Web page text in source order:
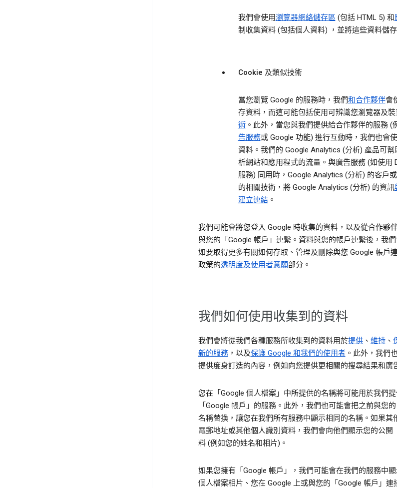
我們會使用瀏覽器網絡儲存區 (包括 HTML 5) 和
制收集資料 (包括個人資料) ，並將這些資料儲
Cookie 及類似技術
當您瀏覽 Google 的服務時，我們和合作夥伴會
存資料，而這可能包括使用可辨識您瀏覽器及裝
術。此外，當您與我們提供給合作夥伴的服務 (
告服務或 Google 功能) 進行互動時，我們也會
資料。我們的 Google Analytics (分析) 產品可
析網站和應用程式的流量。與廣告服務 (如使用
服務) 同用時，Google Analytics (分析) 的客戶
的相關技術，將 Google Analytics (分析) 的資訊
建立連結。
我們可能會將您登入 Google 時收集的資料，以及從合作夥
與您的「Google 帳戶」連繫。資料與您的帳戶連繫後，我
如要取得更多有關如何存取、管理及刪除與您 Google 帳戶
政策的透明度及使用者意願部分。
我們如何使用收集到的資料
我們會將從我們各種服務所收集到的資料用於提供、 維持、
新的服務，以及保護 Google 和我們的使用者。此外，我們
提供度身訂造的內容，例如向您提供更相關的搜尋結果和廣
您在「Google 個人檔案」中所提供的名稱將可能用於我們
「Google 帳戶」的服務。此外，我們也可能會把之前與您
名稱替換，讓您在我們所有服務中顯示相同的名稱。如果其
電郵地址或其他個人識別資料，我們會向他們顯示您的公開
料 (例如您的姓名和相片)。
如果您擁有「Google 帳戶」，我們可能會在我們的服務中
個人檔案相片、您在 Google 上或與您的「Google 帳戶」連